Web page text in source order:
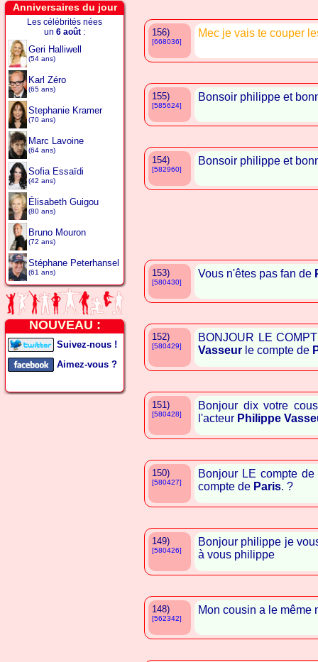
Anniversaires du jour
Les célébrités nées
un 6 août :
Geri Halliwell
(54 ans)
Karl Zéro
(65 ans)
Stephanie Kramer
(70 ans)
Marc Lavoine
(64 ans)
Sofia Essaïdi
(42 ans)
Élisabeth Guigou
(80 ans)
Bruno Mouron
(72 ans)
Stéphane Peterhansel
(61 ans)
NOUVEAU :
Suivez-nous !
Aimez-vous ?
156)
[668036]
Mec je vais te couper
155)
[585624]
Bonsoir philippe et
154)
[582960]
Bonsoir philippe et
153)
[580430]
Vous n'êtes pas fan de
152)
[580429]
BONJOUR LE
Vasseur le compte de
151)
[580428]
Bonjour dix votre
l'acteur Philippe
150)
[580427]
Bonjour LE compte de
compte de Paris. ?
149)
[580426]
Bonjour philippe je
à vous philippe
148)
[562342]
Mon cousin a le même